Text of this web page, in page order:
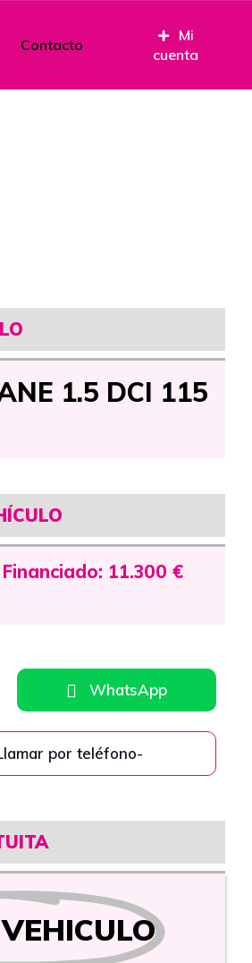
Contacto
Mi
cuenta
1.5 DCI 115
Financiado: 11.300 €
WhatsApp
*** *** -Llamar por teléfono-